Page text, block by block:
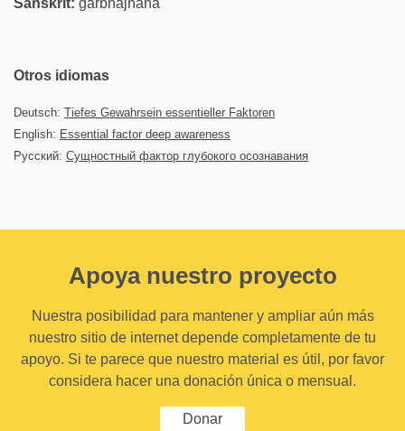
Sanskrit: garbhajñāna
Otros idiomas
Deutsch: Tiefes Gewahrsein essentieller Faktoren
English: Essential factor deep awareness
Русский: Сущностный фактор глубокого осознавания
Apoya nuestro proyecto
Nuestra posibilidad para mantener y ampliar aún más
nuestro sitio de internet depende completamente de tu
apoyo. Si te parece que nuestro material es útil, por favor
considera hacer una donación única o mensual.
Donar